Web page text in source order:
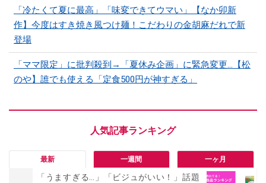
「冷たくて夏に最高」「味変できてウマい」【なか卯新
作】今度はすき焼き風つけ麺！こだわりの金胡麻だれで新
登場
「ママ限定」に批判殺到→「夏休み企画」に緊急変更…【松
のや】誰でも使える「定食500円が神すぎる」
最新 一週間 一ヶ月
「うますぎる…」「ビジュがいい！」話題